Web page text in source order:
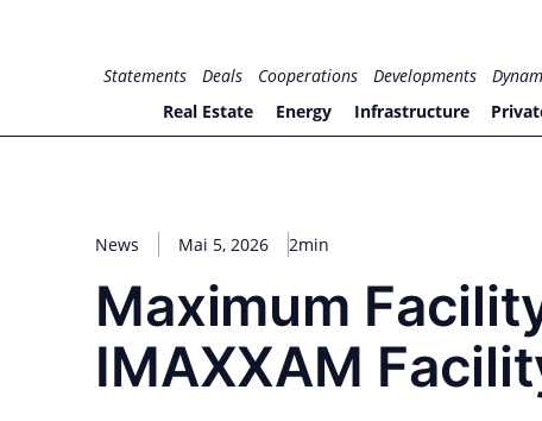
for PHYSIC ASSETS
Statements Deals Cooperations Developments
Real Estate
Energy Infrastructure
News Mai 5, 2026 2min
Maximum
IMAXXAM